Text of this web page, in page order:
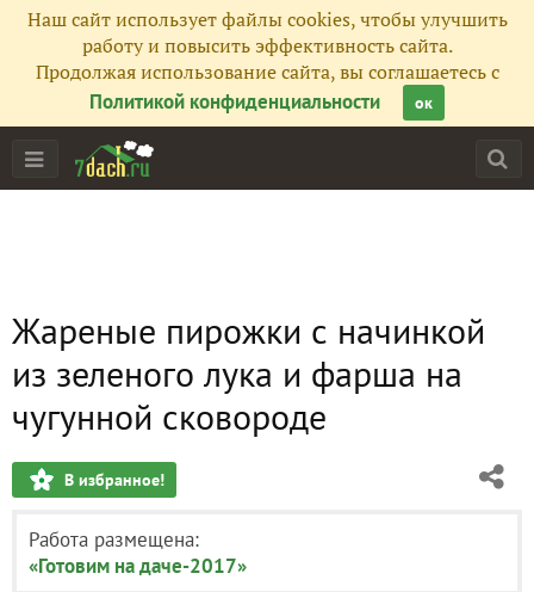
Наш сайт использует файлы cookies, чтобы улучшить
работу и повысить эффективность сайта.
Продолжая использование сайта, вы соглашаетесь с
Политикой конфиденциальности
ок
Жареные пирожки с начинкой
из зеленого лука и фарша на
чугунной сковороде
В избранное!
Работа размещена:
«Готовим на даче-2017»